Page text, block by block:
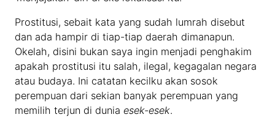
Prostitusi, sebait kata yang sudah lumrah disebut
dan ada hampir di tiap-tiap daerah dimanapun.
Okelah, disini bukan saya ingin menjadi penghakim
apakah prostitusi itu salah, ilegal, kegagalan negara
atau budaya. Ini catatan kecilku akan sosok
perempuan dari sekian banyak perempuan yang
memilih terjun di duniaesek-esek.